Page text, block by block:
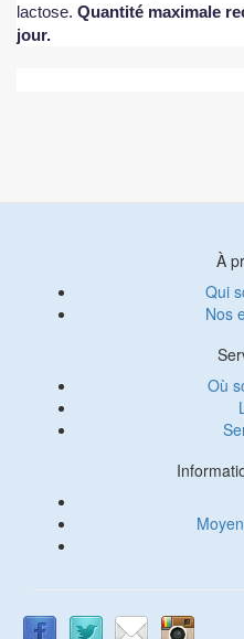
lactose. Quantité maximale
jour.
À
Qui
Nos
Où